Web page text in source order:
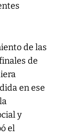
de las
de
en ese
y
el